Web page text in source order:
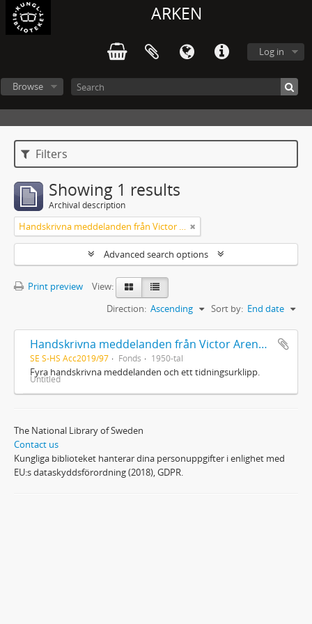
ARKEN
Log in
Browse
Filters
Showing 1 results
Archival description
Handskrivna meddelanden från Victor Arendorff
Advanced search options
Print preview
View:
Sort by: End date
Direction: Ascending
Handskrivna meddelanden från Victor Arendorff
SE S-HS Acc2019/97 Fonds 1950-tal
Fyra handskrivna meddelanden och ett tidningsurklipp.
Untitled
The National Library of Sweden
Contact us
Kungliga biblioteket hanterar dina personuppgifter i enlighet med
EU:s dataskyddsförordning (2018), GDPR.